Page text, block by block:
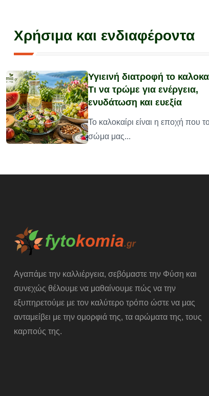
Χρήσιμα και ενδιαφέροντα
Υγιεινή διατροφή το
Τι να τρώμε για ενέργεια,
ενυδάτωση και ευεξία
Το καλοκαίρι είναι η εποχή που
σώμα μας...
Αγαπάμε την καλλιέργεια, σεβόμαστε την Φύση και
συνεχώς θέλουμε να μαθαίνουμε πώς να την
εξυπηρετούμε με τον καλύτερο τρόπο ώστε να μας
ανταμείβει με την ομορφιά της, τα αρώματα της, τους
καρπούς της.